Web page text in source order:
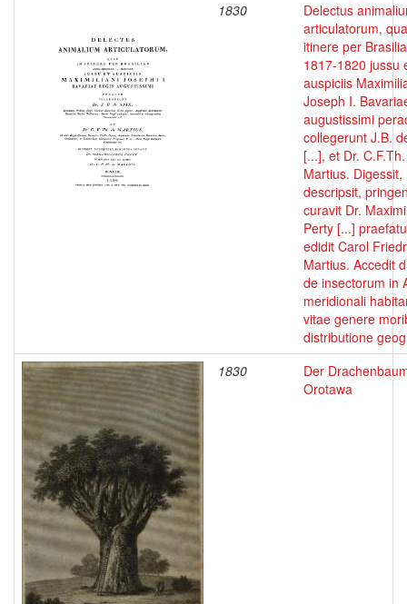
1830
Delectus
articulatorum,
itinere per
1817-1820 jussu
auspiciis
Joseph I.
augustissimi
collegerunt J.B.
[...], et Dr.
Martius. Digessit,
descripsit,
curavit Dr.
Perty [...]
edidit Carol
Martius. Accedit
de insectorum in
meridionali
vitae genere
distributione
1830
Der
Orotawa